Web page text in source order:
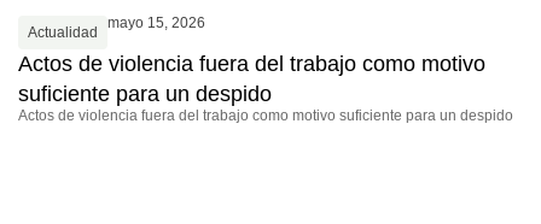
Actualidad
mayo 15, 2026
Actos de violencia fuera del trabajo como motivo
suficiente para un despido
Actos de violencia fuera del trabajo como motivo suficiente para un despido